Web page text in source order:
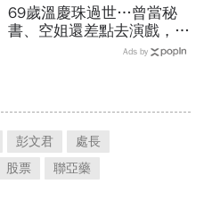
69歲溫慶珠過世…曾當秘
書、空姐還差點去演戲，擁
過婚姻「只信一見鍾情」！
Ads by
彭文君
處長
股票 聯亞藥